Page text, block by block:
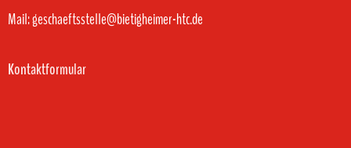
Mail: geschaeftsstelle@bietigheimer-htc.de
Kontaktformular